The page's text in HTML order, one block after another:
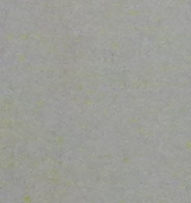
Seguridad Ambiental
Servicios De Prevención